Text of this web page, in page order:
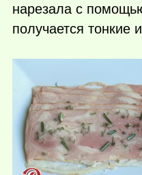
нарезала с
получается тонкие